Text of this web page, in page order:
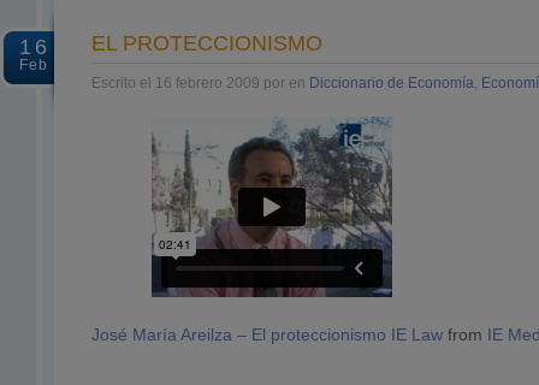
16
Feb
EL PROTECCIONISMO
Escrito el 16 febrero 2009 por en Diccionario de Economía,
José María Areilza – El proteccionismo IE Law from IE